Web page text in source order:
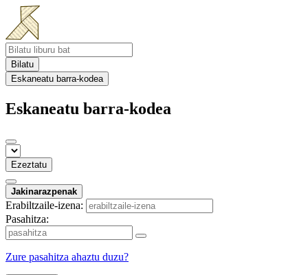
Bilatu
Eskaneatu barra-kodea
Eskaneatu barra-kodea
Ezeztatu
Jakinarazpenak
Erabiltzaile-izena:
Pasahitza:
Zure pasahitza ahaztu duzu?